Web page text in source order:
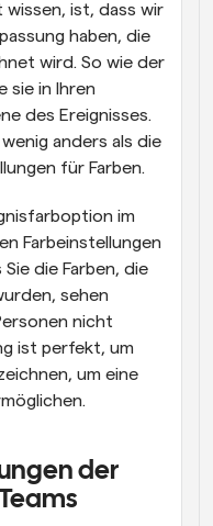
wissen, ist, dass wir
haben, die
wird. So wie der
des Ereignisses.
anders als die
für Farben.
im
Farbeinstellungen
die Farben, die
sehen
nicht
ist perfekt, um
um eine
der